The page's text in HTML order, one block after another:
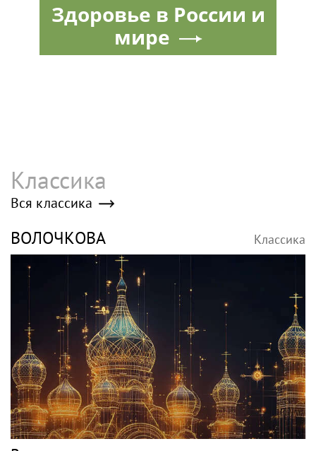
Здоровье в России и
мире
Классика
Вся классика
ВОЛОЧКОВА Классика